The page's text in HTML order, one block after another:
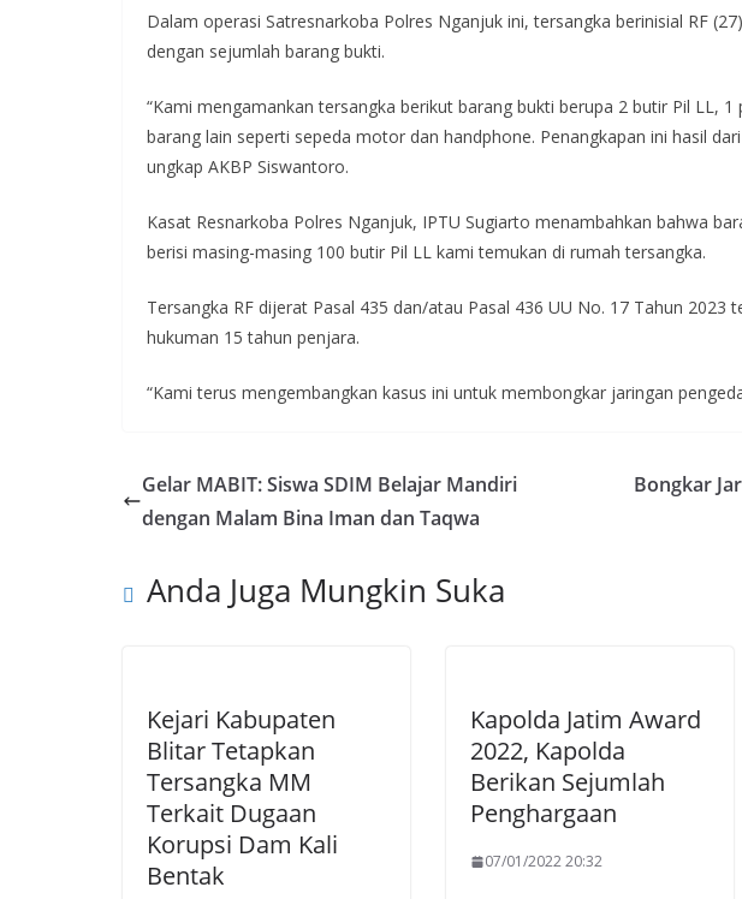
o p m
Dalam operasi Satresnarkoba Polres Nganjuk ini, tersangka berinisial RF
dengan sejumlah barang bukti.
“Kami mengamankan tersangka berikut barang bukti berupa 2 butir Pil LL,
barang lain seperti sepeda motor dan handphone. Penangkapan ini hasil
ungkap AKBP Siswantoro.
Kasat Resnarkoba Polres Nganjuk, IPTU Sugiarto menambahkan bahwa
berisi masing-masing 100 butir Pil LL kami temukan di rumah tersangka.
Tersangka RF dijerat Pasal 435 dan/atau Pasal 436 UU No. 17 Tahun 2023
hukuman 15 tahun penjara.
“Kami terus mengembangkan kasus ini untuk membongkar jaringan
Gelar MABIT: Siswa SDIM Belajar Mandiri
dengan Malam Bina Iman dan Taqwa
Bongkar
Anda Juga Mungkin Suka
Kejari Kabupaten
Blitar Tetapkan
Tersangka MM
Terkait Dugaan
Korupsi Dam Kali
Bentak
Kapolda Jatim Award
2022, Kapolda
Berikan Sejumlah
Penghargaan
07/01/2022 20:32